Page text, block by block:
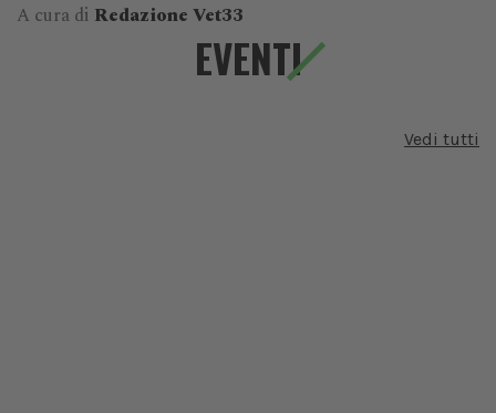
A cura di Redazione Vet33
EVENTI
Vedi tutti